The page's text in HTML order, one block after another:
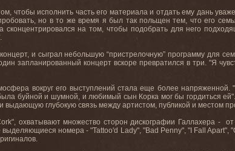
чтобы исполнить часть его материала и отдать ему дань
но в то же время я был так польщен тем, что его
на том, чтобы подобрать для него
и сыграл небольшую “пристрелочную” программу для
запланированный концерт вскоре превратился в три. "Я
вокруг его выступлений стала еще более
буйной и шумной, и любимый сын Корка мог бы гордиться
выдающую глубокую связь между артистом, публикой и местом
охватывают множество сторон дискографии Галлахера -
номера - "Tattoo'd Lady", "Bad Penny", "I Fall Apart",